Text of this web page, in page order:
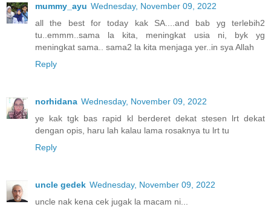
mummy_ayu Wednesday, November 09, 2022
all the best for today kak SA....and bab yg terlebih2
tu..emmm..sama la kita, meningkat usia ni, byk yg
meningkat sama.. sama2 la kita menjaga yer..in sya Allah
Reply
norhidana Wednesday, November 09, 2022
ye kak tgk bas rapid kl berderet dekat stesen lrt dekat
dengan opis, haru lah kalau lama rosaknya tu lrt tu
Reply
uncle gedek Wednesday, November 09, 2022
uncle nak kena cek jugak la macam ni...